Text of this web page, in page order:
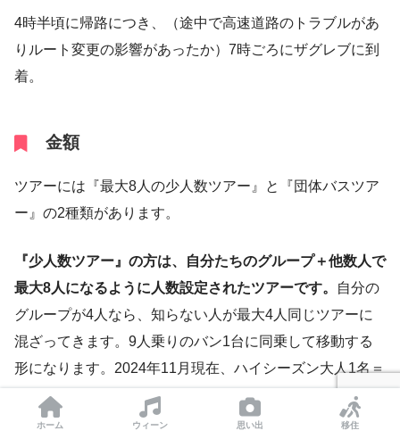
4時半頃に帰路につき、（途中で高速道路のトラブルがあ
りルート変更の影響があったか）7時ごろにザグレブに到
着。
金額
ツアーには『最大8人の少人数ツアー』と『団体バスツア
ー』の2種類があります。
『少人数ツアー』の方は、自分たちのグループ＋他数人で
最大8人になるように人数設定されたツアーです。
自分の
グループが4人なら、知らない人が最大4人同じツアーに
混ざってきます。9人乗りのバン1台に同乗して移動する
形になります。2024年11月現在、ハイシーズン大人1名＝
22,581円（約135ユーロ）
ホーム ウィーン 思い出 移住